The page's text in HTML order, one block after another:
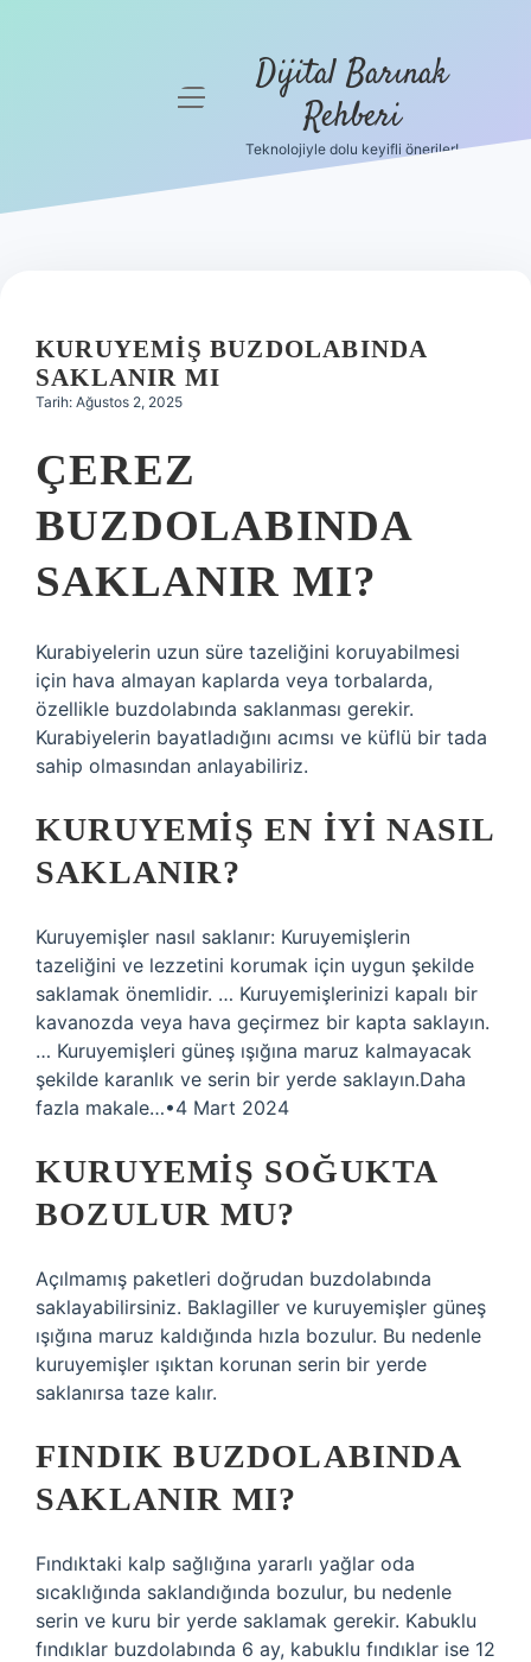
Hakkımızda
menüyü
Dijital Barınak
Rehberi
Teknolojiyle dolu keyifli öneriler!
KURUYEMIŞ BUZDOLABINDA
SAKLANIR MI
Tarih: Ağustos 2, 2025
ÇEREZ
BUZDOLABINDA
SAKLANIR MI?
Kurabiyelerin uzun süre tazeliğini koruyabilmesi
için hava almayan kaplarda veya torbalarda,
özellikle buzdolabında saklanması gerekir.
Kurabiyelerin bayatladığını acımsı ve küflü bir tada
sahip olmasından anlayabiliriz.
KURUYEMIŞ EN IYI NASIL
SAKLANIR?
Kuruyemişler nasıl saklanır: Kuruyemişlerin
tazeliğini ve lezzetini korumak için uygun şekilde
saklamak önemlidir. … Kuruyemişlerinizi kapalı bir
kavanozda veya hava geçirmez bir kapta saklayın.
… Kuruyemişleri güneş ışığına maruz kalmayacak
şekilde karanlık ve serin bir yerde saklayın.Daha
fazla makale…•4 Mart 2024
KURUYEMIŞ SOĞUKTA
BOZULUR MU?
Açılmamış paketleri doğrudan buzdolabında
saklayabilirsiniz. Baklagiller ve kuruyemişler güneş
ışığına maruz kaldığında hızla bozulur. Bu nedenle
kuruyemişler ışıktan korunan serin bir yerde
saklanırsa taze kalır.
FINDIK BUZDOLABINDA
SAKLANIR MI?
Fındıktaki kalp sağlığına yararlı yağlar oda
sıcaklığında saklandığında bozulur, bu nedenle
serin ve kuru bir yerde saklamak gerekir. Kabuklu
fındıklar buzdolabında 6 ay, kabuklu fındıklar ise 12